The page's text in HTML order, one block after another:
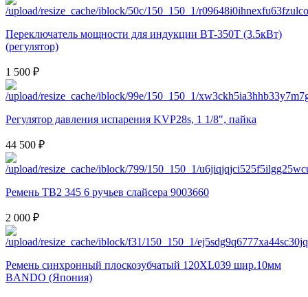
Переключатель мощности для индукции BT-350T (3.5кВт)
(регулятор)
1 500 ₽
Регулятор давления испарения KVP28s, 1 1/8", пайка
44 500 ₽
Ремень TB2 345 6 ручьев слайсера 9003660
2 000 ₽
Ремень синхронный плоскозубчатый 120XL039 шир.10мм
BANDO (Япония)